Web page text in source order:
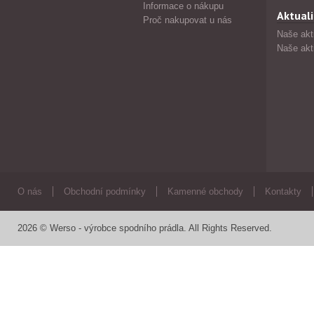
Informace o nákupu
Proč nakupovat u nás
Naše
Naše
O nás Obchodní podmínky Kamenné obchody Kontakty
2026 © Werso - výrobce spodního prádla. All Rights Reserved.